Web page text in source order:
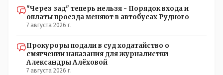
"Через зад" теперь нельзя - Порядок входа и
оплаты проезда меняют в автобусах Рудного
7 августа 2026 г.
Прокуроры подали в суд ходатайство о
смягчении наказания для журналистки
Александры Алёховой
7 августа 2026 г.